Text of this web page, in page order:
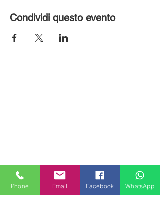
Condividi questo evento
Phone Email Facebook WhatsApp